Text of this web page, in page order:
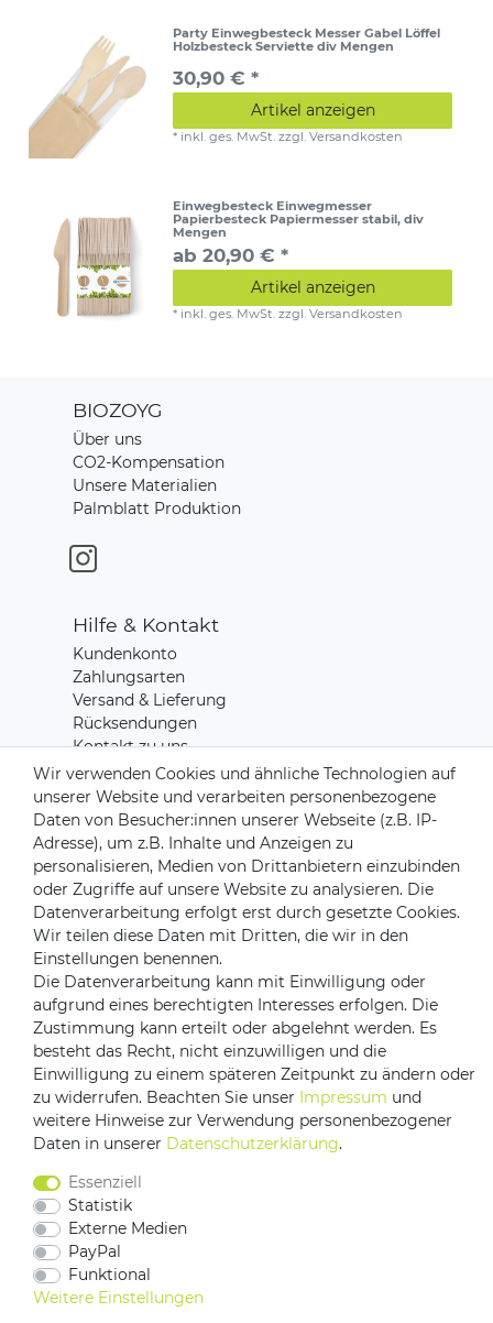
Party Einwegbesteck Messer Gabel Löffel
Holzbesteck Serviette div Mengen
30,90 € *
Artikel anzeigen
* inkl. ges. MwSt. zzgl.Versandkosten
Einwegbesteck Einwegmesser
Papierbesteck Papiermesser stabil, div
Mengen
ab 20,90 € *
Artikel anzeigen
* inkl. ges. MwSt. zzgl.Versandkosten
BIOZOYG
Über uns
CO2-Kompensation
Unsere Materialien
Palmblatt Produktion
Hilfe & Kontakt
Kundenkonto
Zahlungsarten
Versand & Lieferung
Rücksendungen
Kontakt zu uns
Zahlungsanbieter
Versandpartner
Impressum Daten­schutz­erklärung
AGB
Barrierefreiheitserklärung
Vertrag widerrufen
Wir verwenden Cookies und ähnliche Technologien auf
unserer Website und verarbeiten personenbezogene
Daten von Besucher:innen unserer Webseite (z.B. IP-
Adresse), um z.B. Inhalte und Anzeigen zu
personalisieren, Medien von Drittanbietern einzubinden
oder Zugriffe auf unsere Website zu analysieren. Die
Datenverarbeitung erfolgt erst durch gesetzte Cookies.
Wir teilen diese Daten mit Dritten, die wir in den
Einstellungen benennen.
Die Datenverarbeitung kann mit Einwilligung oder
aufgrund eines berechtigten Interesses erfolgen. Die
Zustimmung kann erteilt oder abgelehnt werden. Es
besteht das Recht, nicht einzuwilligen und die
Einwilligung zu einem späteren Zeitpunkt zu ändern oder
zu widerrufen. Beachten Sie unser Impressum und
weitere Hinweise zur Verwendung personenbezogener
Daten in unserer Daten­schutz­erklärung.
Essenziell
Statistik
Externe Medien
PayPal
Funktional
Weitere Einstellungen